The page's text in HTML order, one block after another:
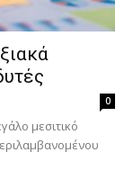
0
μεσιτικό